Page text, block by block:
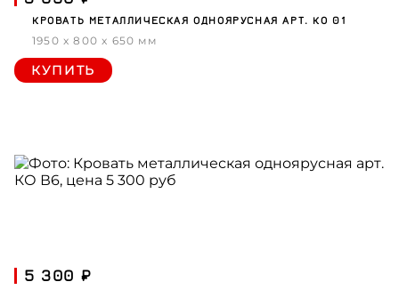
КРОВАТЬ МЕТАЛЛИЧЕСКАЯ ОДНОЯРУСНАЯ АРТ. КО 01
1950 x 800 x 650 мм
КУПИТЬ
5 300 ₽